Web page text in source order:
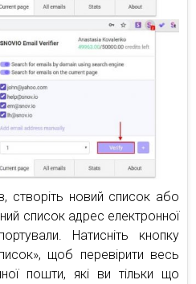
створіть новий список або
список адрес електронної
Натисніть кнопку
щоб перевірити весь
пошти, які ви тільки що